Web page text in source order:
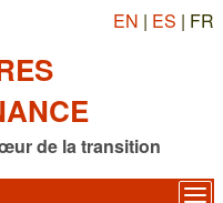
de la transition
EN | ES | FR